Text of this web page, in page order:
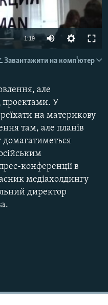
1:19
Завантажити на комп'ютер
але
У
на материкову
там, але планів
конференції в
медіахолдингу
директор